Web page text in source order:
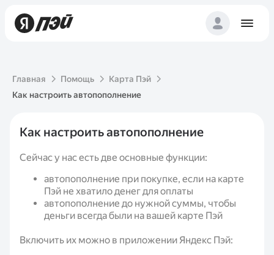
Главная Помощь
Карта Пэй
Как настроить автопополнение
Как настроить автопополнение
Сейчас у нас есть две основные функции:
автопополнение при покупке, если на карте
Пэй не хватило денег для оплаты
автопополнение до нужной суммы, чтобы
деньги всегда были на вашей карте Пэй
Включить их можно в приложении Яндекс Пэй: